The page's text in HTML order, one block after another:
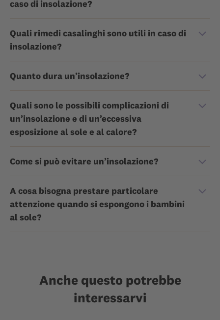
caso di insolazione?
Quali rimedi casalinghi sono utili in caso di
insolazione?
Quanto dura un’insolazione?
Quali sono le possibili complicazioni di
un’insolazione e di un’eccessiva
esposizione al sole e al calore?
Come si può evitare un’insolazione?
A cosa bisogna prestare particolare
attenzione quando si espongono i bambini
al sole?
Anche questo potrebbe
interessarvi